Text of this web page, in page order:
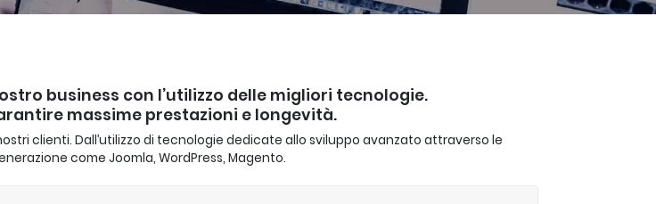
business con l’utilizzo delle migliori tecnologie.
massime prestazioni e longevità.
clienti. Dall’utilizzo di tecnologie dedicate allo sviluppo avanzato attraverso le
come Joomla, WordPress, Magento.